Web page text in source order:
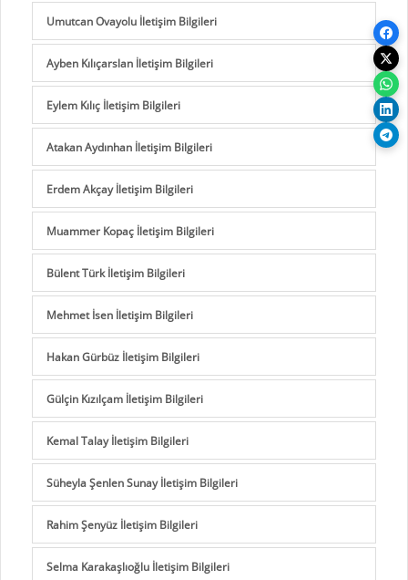
Umutcan Ovayolu İletişim Bilgileri
Ayben Kılıçarslan İletişim Bilgileri
Eylem Kılıç İletişim Bilgileri
Atakan Aydınhan İletişim Bilgileri
Erdem Akçay İletişim Bilgileri
Muammer Kopaç İletişim Bilgileri
Bülent Türk İletişim Bilgileri
Mehmet İsen İletişim Bilgileri
Hakan Gürbüz İletişim Bilgileri
Gülçin Kızılçam İletişim Bilgileri
Kemal Talay İletişim Bilgileri
Süheyla Şenlen Sunay İletişim Bilgileri
Rahim Şenyüz İletişim Bilgileri
Selma Karakaşlıoğlu İletişim Bilgileri